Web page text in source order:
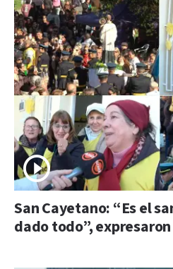
San Cayetano: “Es el
dado todo”,